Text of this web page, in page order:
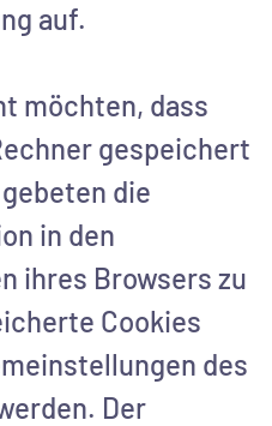
auf.
möchten, dass
gespeichert
die
in den
ihres Browsers zu
Cookies
des
Der